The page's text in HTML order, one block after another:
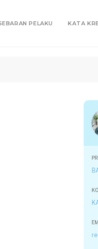
PELAKU KATA